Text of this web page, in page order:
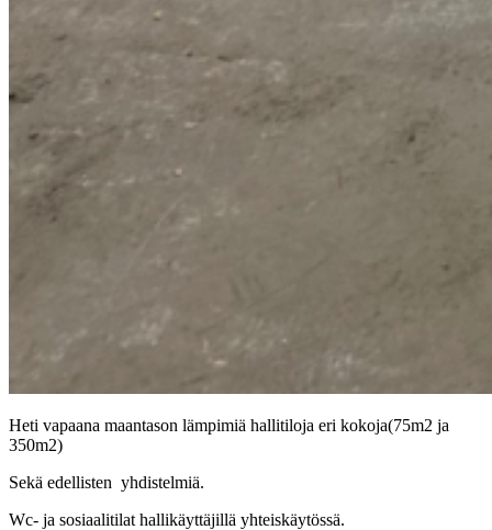
Heti vapaana maantason lämpimiä hallitiloja eri kokoja(75m2 ja
350m2)
Sekä edellisten yhdistelmiä.
Wc- ja sosiaalitilat hallikäyttäjillä yhteiskäytössä.